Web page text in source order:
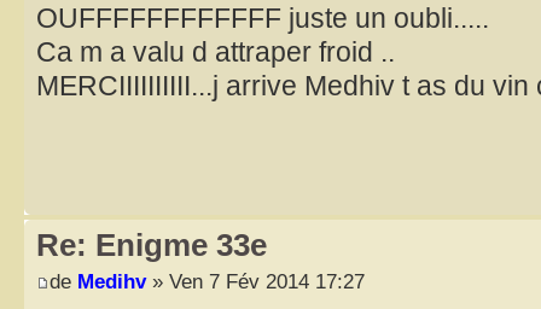
OUFFFFFFFFFFFF juste un oubli.....
Ca m a valu d attraper froid ..
MERCIIIIIIIIII...j arrive Medhiv t as du
Re: Enigme 33e
de Medihv» Ven 7 Fév 2014 17:27